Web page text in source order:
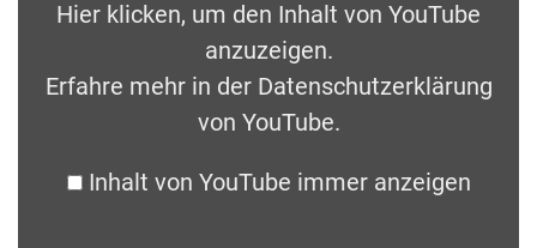
Hier klicken, um den Inhalt von YouTube
anzuzeigen.
Erfahre mehr in der Datenschutzerklärung
von YouTube.
Inhalt von YouTube immer anzeigen